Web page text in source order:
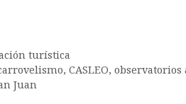
turística
, CASLEO, observatorios
Juan